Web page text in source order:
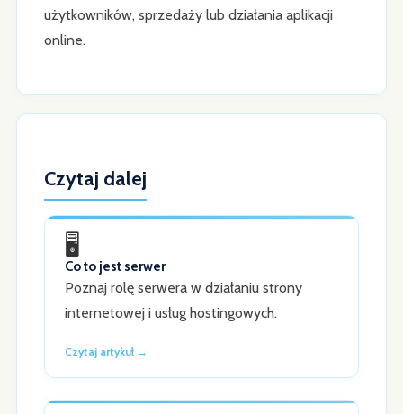
użytkowników, sprzedaży lub działania aplikacji
online.
Czytaj dalej
🖥️
Co to jest serwer
Poznaj rolę serwera w działaniu strony
internetowej i usług hostingowych.
Czytaj artykuł →